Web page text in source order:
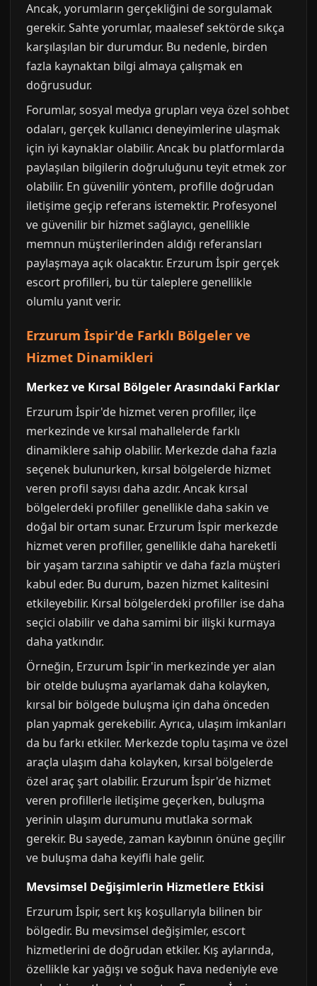
Ancak, yorumların gerçekliğini de sorgulamak
gerekir. Sahte yorumlar, maalesef sektörde sıkça
karşılaşılan bir durumdur. Bu nedenle, birden
fazla kaynaktan bilgi almaya çalışmak en
doğrusudur.
Forumlar, sosyal medya grupları veya özel sohbet
odaları, gerçek kullanıcı deneyimlerine ulaşmak
için iyi kaynaklar olabilir. Ancak bu platformlarda
paylaşılan bilgilerin doğruluğunu teyit etmek zor
olabilir. En güvenilir yöntem, profille doğrudan
iletişime geçip referans istemektir. Profesyonel
ve güvenilir bir hizmet sağlayıcı, genellikle
memnun müşterilerinden aldığı referansları
paylaşmaya açık olacaktır. Erzurum İspir gerçek
escort profilleri, bu tür taleplere genellikle
olumlu yanıt verir.
Erzurum İspir'de Farklı Bölgeler ve
Hizmet Dinamikleri
Merkez ve Kırsal Bölgeler Arasındaki Farklar
Erzurum İspir'de hizmet veren profiller, ilçe
merkezinde ve kırsal mahallelerde farklı
dinamiklere sahip olabilir. Merkezde daha fazla
seçenek bulunurken, kırsal bölgelerde hizmet
veren profil sayısı daha azdır. Ancak kırsal
bölgelerdeki profiller genellikle daha sakin ve
doğal bir ortam sunar. Erzurum İspir merkezde
hizmet veren profiller, genellikle daha hareketli
bir yaşam tarzına sahiptir ve daha fazla müşteri
kabul eder. Bu durum, bazen hizmet kalitesini
etkileyebilir. Kırsal bölgelerdeki profiller ise daha
seçici olabilir ve daha samimi bir ilişki kurmaya
daha yatkındır.
Örneğin, Erzurum İspir'in merkezinde yer alan
bir otelde buluşma ayarlamak daha kolayken,
kırsal bir bölgede buluşma için daha önceden
plan yapmak gerekebilir. Ayrıca, ulaşım imkanları
da bu farkı etkiler. Merkezde toplu taşıma ve özel
araçla ulaşım daha kolayken, kırsal bölgelerde
özel araç şart olabilir. Erzurum İspir'de hizmet
veren profillerle iletişime geçerken, buluşma
yerinin ulaşım durumunu mutlaka sormak
gerekir. Bu sayede, zaman kaybının önüne geçilir
ve buluşma daha keyifli hale gelir.
Mevsimsel Değişimlerin Hizmetlere Etkisi
Erzurum İspir, sert kış koşullarıyla bilinen bir
bölgedir. Bu mevsimsel değişimler, escort
hizmetlerini de doğrudan etkiler. Kış aylarında,
özellikle kar yağışı ve soğuk hava nedeniyle eve